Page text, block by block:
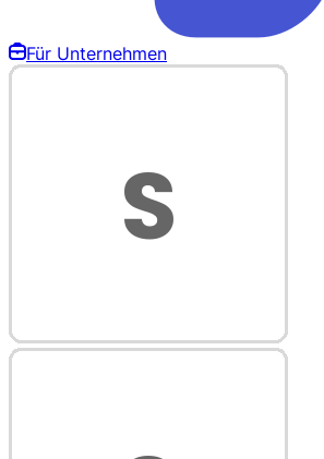
Für Unternehmen